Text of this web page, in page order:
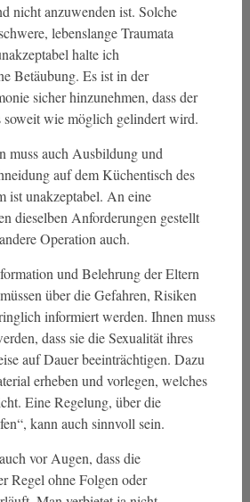
nicht anzuwenden ist. Solche
lebenslange Traumata
halte ich
Betäubung. Es ist in der
sicher hinzunehmen, dass der
soweit wie möglich gelindert wird.
muss auch Ausbildung und
auf dem Küchentisch des
ist unakzeptabel. An eine
dieselben Anforderungen gestellt
Operation auch.
und Belehrung der Eltern
über die Gefahren, Risiken
informiert werden. Ihnen muss
dass sie die Sexualität ihres
auf Dauer beeinträchtigen. Dazu
erheben und vorlegen, welches
Eine Regelung, über die
kann auch sinnvoll sein.
vor Augen, dass die
Regel ohne Folgen oder